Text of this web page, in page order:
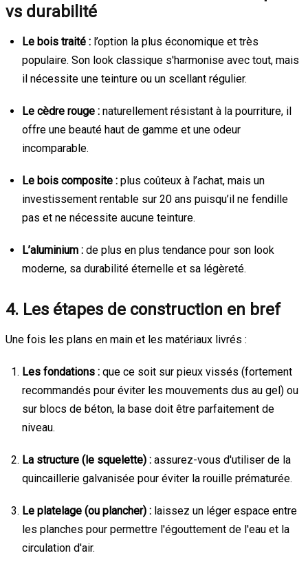
vs durabilité
Le bois traité : l’option la plus économique et très
populaire. Son look classique s'harmonise avec tout, mais
il nécessite une teinture ou un scellant régulier.
Le cèdre rouge : naturellement résistant à la pourriture, il
offre une beauté haut de gamme et une odeur
incomparable.
Le bois composite : plus coûteux à l’achat, mais un
investissement rentable sur 20 ans puisqu’il ne fendille
pas et ne nécessite aucune teinture.
L’aluminium : de plus en plus tendance pour son look
moderne, sa durabilité éternelle et sa légèreté.
4. Les étapes de construction en bref
Une fois les plans en main et les matériaux livrés :
Les fondations : que ce soit sur pieux vissés (fortement
recommandés pour éviter les mouvements dus au gel) ou
sur blocs de béton, la base doit être parfaitement de
niveau.
La structure (le squelette) : assurez-vous d'utiliser de la
quincaillerie galvanisée pour éviter la rouille prématurée.
Le platelage (ou plancher) : laissez un léger espace entre
les planches pour permettre l'égouttement de l'eau et la
circulation d'air.